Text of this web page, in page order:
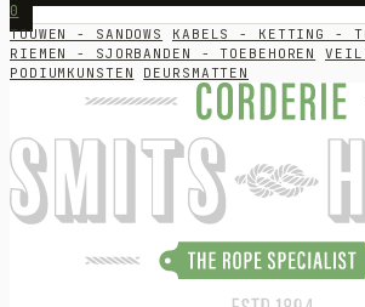
0
TOUWEN - SANDOWS KABELS - KETTING -
RIEMEN - SJORBANDEN - TOEBEHOREN
PODIUMKUNSTEN
DEURSMATTEN